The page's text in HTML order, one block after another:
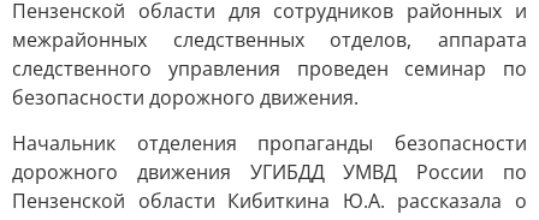
Пензенской области для сотрудников районных и
межрайонных следственных отделов, аппарата
следственного управления проведен семинар по
безопасности дорожного движения.
Начальник отделения пропаганды безопасности
дорожного движения УГИБДД УМВД России по
Пензенской области Кибиткина Ю.А. рассказала о